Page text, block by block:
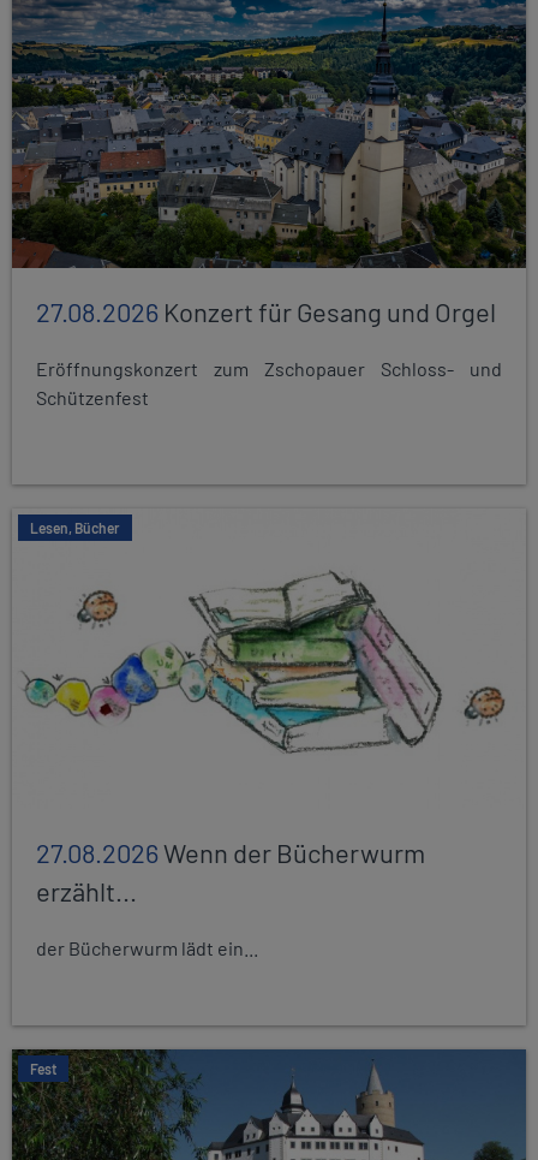
27.08.2026 Konzert für Gesang und Orgel
Eröffnungskonzert zum Zschopauer Schloss- und
Schützenfest
Lesen, Bücher
27.08.2026Wenn der Bücherwurm
erzählt...
der Bücherwurm lädt ein...
Fest